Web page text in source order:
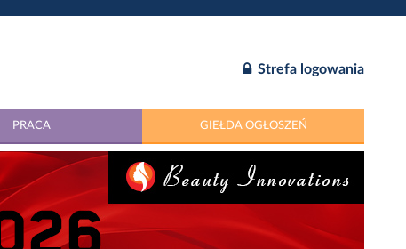
Strefa logowania
PRACA GIEŁDA OGŁOSZEŃ